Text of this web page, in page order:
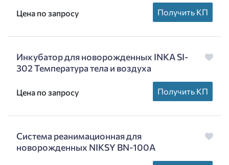
Цена по запросу Получить КП
Инкубатор для новорожденных INKA SI-
302 Температура тела и воздуха
Цена по запросу Получить КП
Система реанимационная для
новорожденных NIKSY BN-100A